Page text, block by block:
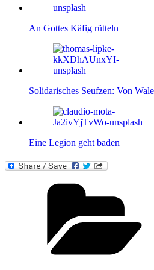
An Gottes Käfig rütteln
Solidarisches Seufzen: Von
Eine Legion geht baden